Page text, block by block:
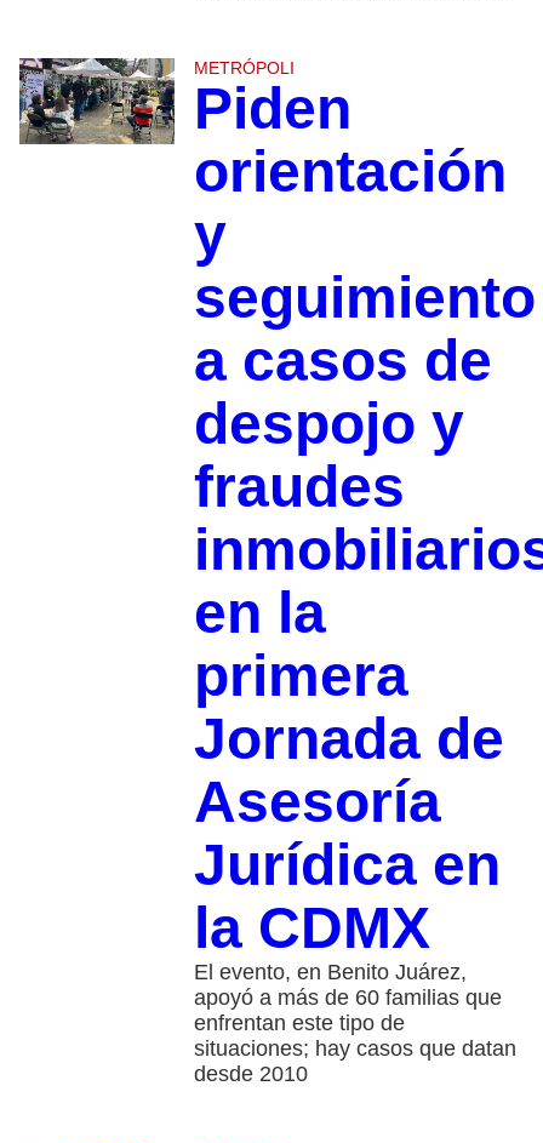
METRÓPOLI
Piden
orientación
y
seguimiento
a casos de
despojo y
fraudes
en la
primera
Jornada de
Asesoría
Jurídica en
la CDMX
El evento, en Benito Juárez,
apoyó a más de 60 familias que
enfrentan este tipo de
situaciones; hay casos que datan
desde 2010